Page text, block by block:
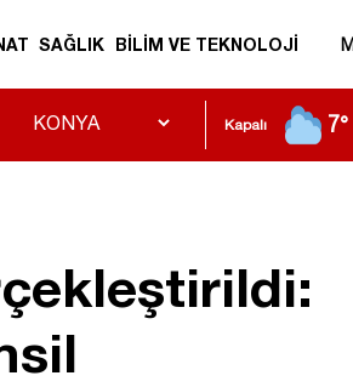
SAĞLIK BİLİM VE TEKNOLOJİ
Kapalı 7°